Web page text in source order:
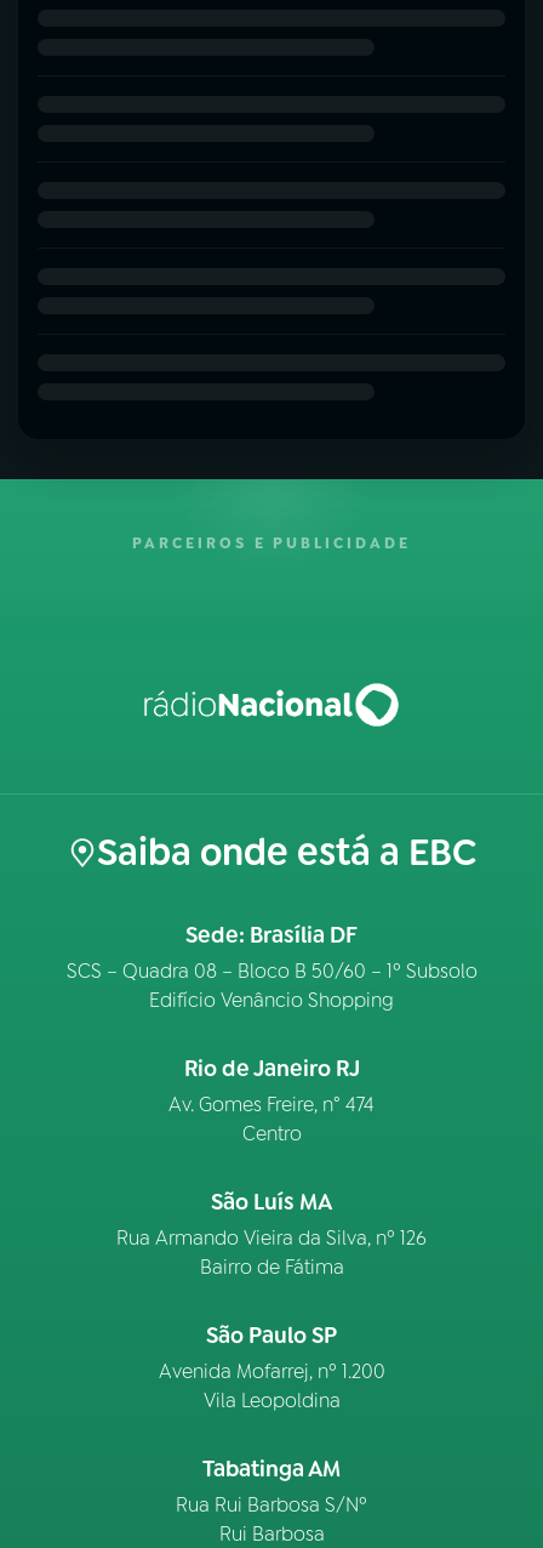
PARCEIROS E PUBLICIDADE
Saiba onde está a EBC
Sede: Brasília DF
SCS – Quadra 08 – Bloco B 50/60 – 1º Subsolo
Edifício Venâncio Shopping
Rio de Janeiro RJ
Av. Gomes Freire, n° 474
Centro
São Luís MA
Rua Armando Vieira da Silva, nº 126
Bairro de Fátima
São Paulo SP
Avenida Mofarrej, nº 1.200
Vila Leopoldina
Tabatinga AM
Rua Rui Barbosa S/Nº
Rui Barbosa